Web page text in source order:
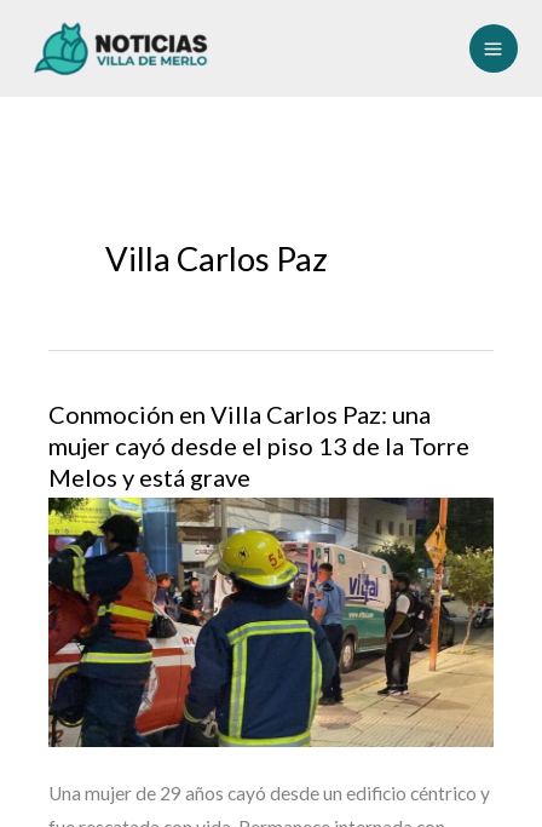
Villa Carlos Paz
Conmoción en Villa Carlos Paz: una
mujer cayó desde el piso 13 de la Torre
Melos y está grave
Una mujer de 29 años cayó desde un edificio céntrico y